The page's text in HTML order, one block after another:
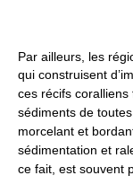
Par ailleurs, les
qui construisent
ces récifs
sédiments de
morcelant et
sédimentation et
ce fait, est souvent